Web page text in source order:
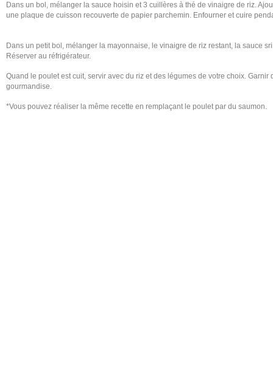
Dans un bol, mélanger la sauce hoisin et 3 cuillères à thé de vinaigre de riz.
une plaque de cuisson recouverte de papier parchemin. Enfourner et cuire
Dans un petit bol, mélanger la mayonnaise, le vinaigre de riz restant, la sauce
Réserver au réfrigérateur.
Quand le poulet est cuit, servir avec du riz et des légumes de votre choix. Garnir
gourmandise.
*Vous pouvez réaliser la même recette en remplaçant le poulet par du saumon.